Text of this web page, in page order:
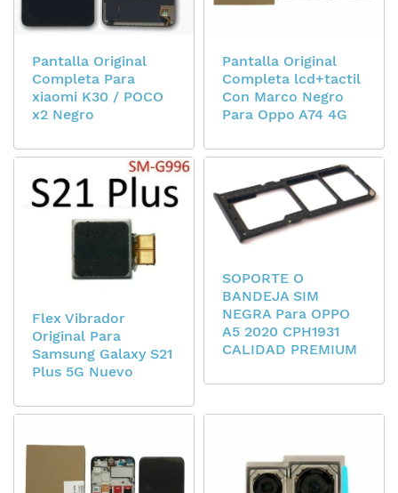
Pantalla Original
Completa Para
xiaomi K30 / POCO
x2 Negro
Pantalla Original
Completa lcd+tactil
Con Marco Negro
Para Oppo A74 4G
Flex Vibrador
Original Para
Samsung Galaxy S21
Plus 5G Nuevo
SOPORTE O
BANDEJA SIM
NEGRA Para OPPO
A5 2020 CPH1931
CALIDAD PREMIUM